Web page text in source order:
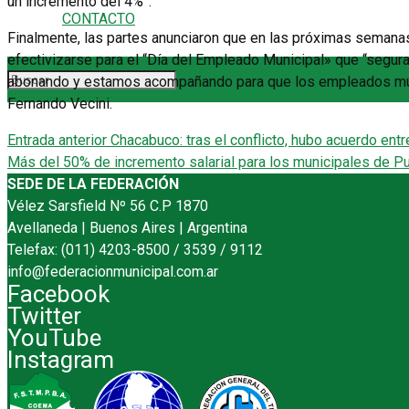
CONTACTO
Finalmente, las partes anunciaron que en las próximas
efectivizarse para el “Día del Empleado Municipal» que
abonando y estamos acompañando para que los empleados
Fernando Vecini.
Entrada anterior Chacabuco: tras el conflicto, hubo acuerdo
Más del 50% de incremento salarial para los municipales de
SEDE DE LA FEDERACIÓN
Vélez Sarsfield Nº 56 C.P 1870
Avellaneda | Buenos Aires | Argentina
Telefax: (011) 4203-8500 / 3539 / 9112
info@federacionmunicipal.com.ar
Facebook
Twitter
YouTube
Instagram